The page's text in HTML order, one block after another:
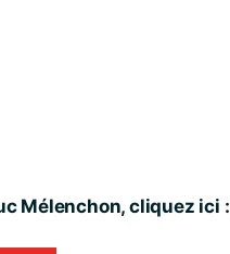
Mélenchon, cliquez ici :